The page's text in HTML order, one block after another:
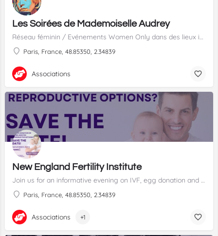
Les Soirées de Mademoiselle Audrey
Réseau féminin / Evénements Women Only dans des lieux incroyables
Paris, France, 48.85350, 2.34839
Associations
New England Fertility Institute
Join us for an informative evening on IVF, egg donation and more to explore the full range of assisted reproductive options abroad. ✨
Paris, France, 48.85350, 2.34839
Associations +1